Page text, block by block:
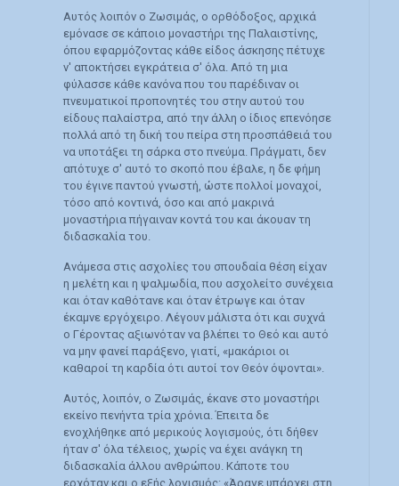
Αυτός λοιπόν ο Ζωσιμάς, ο ορθόδοξος, αρχικά
εμόνασε σε κάποιο μοναστήρι της Παλαιστίνης,
όπου εφαρμόζοντας κάθε είδος άσκησης πέτυχε
ν' αποκτήσει εγκράτεια σ' όλα. Από τη μια
φύλασσε κάθε κανόνα που του παρέδιναν οι
πνευματικοί προπονητές του στην αυτού του
είδους παλαίστρα, από την άλλη ο ίδιος επενόησε
πολλά από τη δική του πείρα στη προσπάθειά του
να υποτάξει τη σάρκα στο πνεύμα. Πράγματι, δεν
απότυχε σ' αυτό το σκοπό που έβαλε, η δε φήμη
του έγινε παντού γνωστή, ώστε πολλοί μοναχοί,
τόσο από κοντινά, όσο και από μακρινά
μοναστήρια πήγαιναν κοντά του και άκουαν τη
διδασκαλία του.
Ανάμεσα στις ασχολίες του σπουδαία θέση είχαν
η μελέτη και η ψαλμωδία, που ασχολείτο συνέχεια
και όταν καθότανε και όταν έτρωγε και όταν
έκαμνε εργόχειρο. Λέγουν μάλιστα ότι και συχνά
ο Γέροντας αξιωνόταν να βλέπει το Θεό και αυτό
να μην φανεί παράξενο, γιατί, «μακάριοι οι
καθαροί τη καρδία ότι αυτοί τον Θεόν όψονται».
Αυτός, λοιπόν, ο Ζωσιμάς, έκανε στο μοναστήρι
εκείνο πενήντα τρία χρόνια. Έπειτα δε
ενοχλήθηκε από μερικούς λογισμούς, ότι δήθεν
ήταν σ' όλα τέλειος, χωρίς να έχει ανάγκη τη
διδασκαλία άλλου ανθρώπου. Κάποτε του
ερχόταν και ο εξής λογισμός: «Άραγε υπάρχει στη